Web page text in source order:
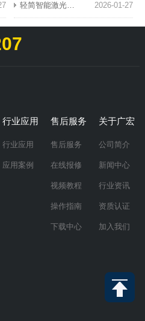
2026-01-27
轻简智能激光手持焊：高效焊接的未来之选
行业应用
行业应用
应用案例
售后服务
售后服务
在线报修
视频教程
操作指南
下载中心
关于广宏
公司简介
新闻中心
行业资讯
资质认证
加入我们